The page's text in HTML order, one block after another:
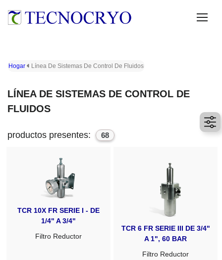
Hogar Línea De Sistemas De Control De Fluidos
LÍNEA DE SISTEMAS DE CONTROL DE
FLUIDOS
productos presentes: 68
TCR 10X FR SERIE I - DE
1/4" A 3/4"
Filtro Reductor
TCR 6 FR SERIE III DE 3/4"
A 1", 60 BAR
Filtro Reductor